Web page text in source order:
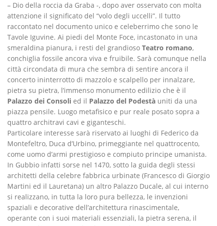
– Dio della roccia da Graba -, dopo aver osservato con molta
attenzione il significato del “volo degli uccelli”. Il tutto
raccontato nel documento unico e celeberrimo che sono le
Tavole Iguvine. Ai piedi del Monte Foce, incastonato in una
smeraldina pianura, i resti del grandioso Teatro romano,
conchiglia fossile ancora viva e fruibile. Sarà comunque nella
città circondata di mura che sembra di sentire ancora il
concerto ininterrotto di mazzolo e scalpello per innalzare,
pietra su pietra, l’immenso monumento edilizio che è il
Palazzo dei Consoli ed il Palazzo del Podestà uniti da una
piazza pensile. Luogo metafisico e pur reale posato sopra a
quattro architravi cavi e giganteschi.
Particolare interesse sarà riservato ai luoghi di Federico da
Montefeltro, Duca d’Urbino, primeggiante nel quattrocento,
come uomo d’armi prestigioso e compiuto principe umanista.
In Gubbio infatti sorse nel 1470, sotto la guida degli stessi
architetti della celebre fabbrica urbinate (Francesco di Giorgio
Martini ed il Lauretana) un altro Palazzo Ducale, al cui interno
si realizzano, in tutta la loro pura bellezza, le invenzioni
spaziali e decorative dell’architettura rinascimentale,
operante con i suoi materiali essenziali, la pietra serena, il